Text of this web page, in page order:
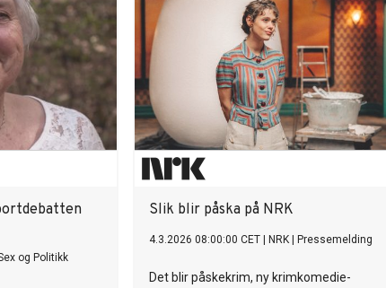
og Politikk
Slik blir påska på NRK
4.3.2026 08:00:00 CET NRK Pressemelding
Det blir påskekrim, ny krimkomedie-